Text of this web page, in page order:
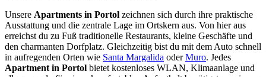
Unsere Apartments in Portol zeichnen sich durch ihre praktische
Ausstattung und die zentrale Lage im Ortskern aus. Von hier aus
erreichst du zu Fuß traditionelle Restaurants, kleine Geschäfte und
den charmanten Dorfplatz. Gleichzeitig bist du mit dem Auto schnell
in aufregenden Orten wie Santa Margalida oderMuro. Jedes
Apartment in Portol bietet kostenloses WLAN, Klimaanlage und